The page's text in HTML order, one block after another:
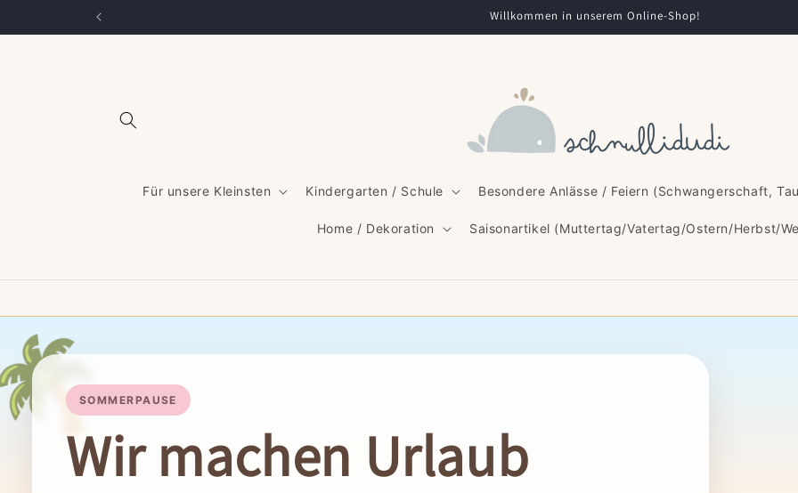
Inhalt
Willkommen in unserem Online-Shop!
Für unsere Kleinsten Kindergarten / Schule Besondere Anlässe / Feiern (Schwangerschaft,
Home / Dekoration Saisonartikel (Muttertag/Vatertag/Ostern/Herbst/
SOMMERPAUSE
Wir machen Urlaub